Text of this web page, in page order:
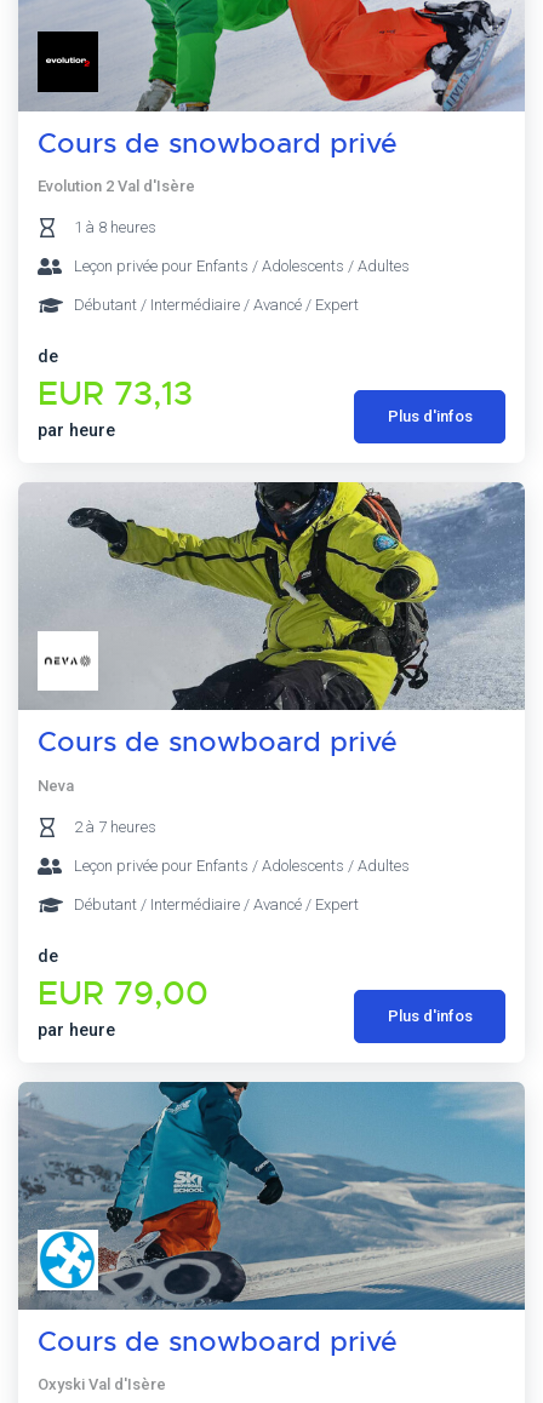
Cours de snowboard privé
Evolution 2 Val d'Isère
1 à 8 heures
Leçon privée pour Enfants / Adolescents / Adultes
Débutant / Intermédiaire / Avancé / Expert
de
EUR 73,13
par heure
Plus d'infos
Cours de snowboard privé
Neva
2 à 7 heures
Leçon privée pour Enfants / Adolescents / Adultes
Débutant / Intermédiaire / Avancé / Expert
de
EUR 79,00
par heure
Plus d'infos
Cours de snowboard privé
Oxyski Val d'Isère